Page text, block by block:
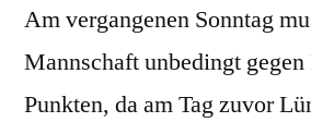
Am vergangenen Sonntag
Mannschaft unbedingt
Punkten, da am Tag zuvor